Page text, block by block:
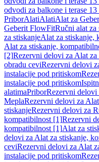
odvodi za balkone i terase
PriborAlatiAlatiAlat za
Geberit FlowFitRučni alat za
za stiskanjeAlat za stiskanje,
Alat za stiskanje,
[2]Rezervni delovi za Alat
obradu ceviRezervni delovi
instalacije pod pritiskom
instalacije pod pritiskom
alatimaPriborRezervni delovi
MeplaRezervni delovi za
stiskanjeRezervni delovi za
kompatibilnost [1]Rezervni
kompatibilnost [1]Alat za
delovi za Alat za stiskanje,
ceviRezervni delovi za Alat
instalacije pod pritiskom